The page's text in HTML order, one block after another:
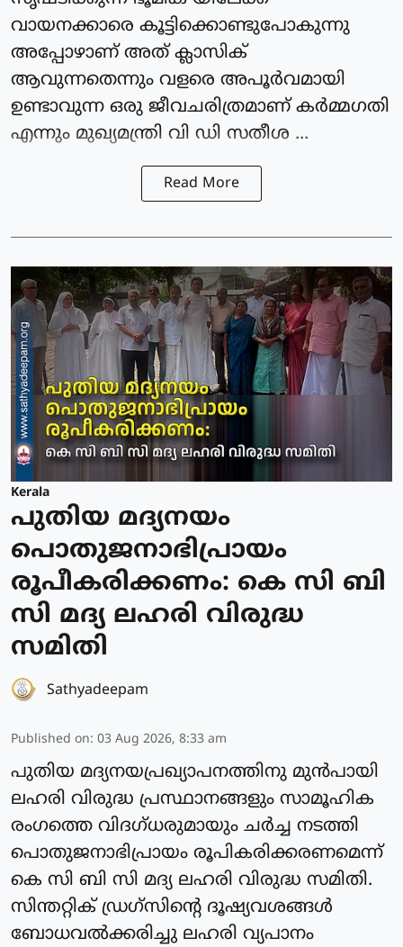
വായനക്കാരെ കൂട്ടിക്കൊണ്ടുപോകുന്നു
അപ്പോഴാണ് അത് ക്ലാസിക്
ആവുന്നതെന്നും വളരെ അപൂർവമായി
ഉണ്ടാവുന്ന ഒരു ജീവചരിത്രമാണ് കർമ്മഗതി
എന്നും മുഖ്യമന്ത്രി വി ഡി സതീശ ...
Read More
Kerala
പുതിയ മദ്യനയം
പൊതുജനാഭിപ്രായം
രൂപീകരിക്കണം: കെ സി ബി
സി മദ്യ ലഹരി വിരുദ്ധ
സമിതി
Sathyadeepam
Published on: 03 Aug 2026, 8:33 am
പുതിയ മദ്യനയപ്രഖ്യാപനത്തിനു മുൻപായി
ലഹരി വിരുദ്ധ പ്രസ്ഥാനങ്ങളും സാമൂഹിക
രംഗത്തെ വിദഗ്ധരുമായും ചർച്ച നടത്തി
പൊതുജനാഭിപ്രായം രൂപികരിക്കരണമെന്ന്
കെ സി ബി സി മദ്യ ലഹരി വിരുദ്ധ സമിതി.
സിന്തറ്റിക് ഡ്രഗ്സിൻ്റെ ദൂഷ്യവശങ്ങൾ
ബോധവൽക്കരിച്ചു ലഹരി വ്യപാനം